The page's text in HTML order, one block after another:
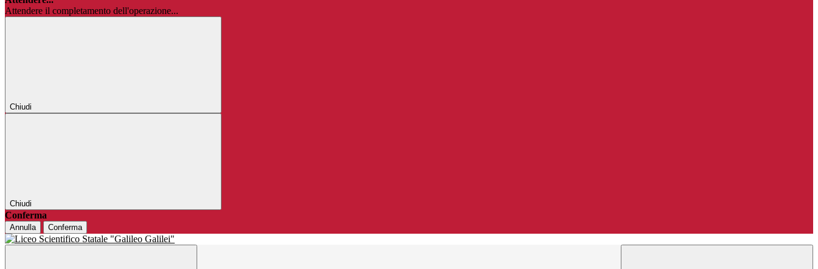
Attendere il completamento dell'operazione...
Chiudi
Chiudi
Conferma
Annulla Conferma